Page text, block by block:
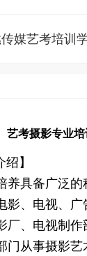
媒艺考培训
艺考摄影专业
绍】
养具备广泛
影、电视、
厂、电视制
门从事摄影